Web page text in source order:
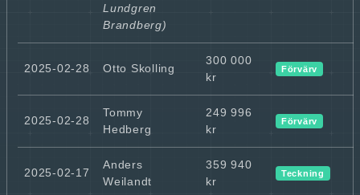
Lundgren
Brandberg)
2025-02-28 Otto Skolling
300 000
kr
Förvärv
2025-02-28
Tommy
Hedberg
249 996
kr
Förvärv
2025-02-17
Anders
Weilandt
359 940
kr
Teckning